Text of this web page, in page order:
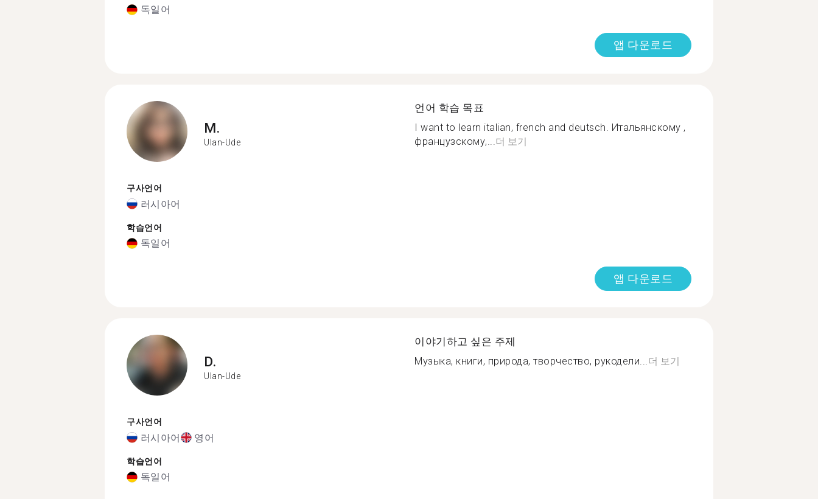
독일어
앱 다운로드
M.
Ulan-Ude
구사언어
러시아어
학습언어
독일어
언어 학습 목표
I want to learn italian, french and deutsch. Итальянскому ,
французскому,...더 보기
앱 다운로드
D.
Ulan-Ude
구사언어
러시아어 영어
학습언어
독일어
이야기하고 싶은 주제
Музыка, книги, природа, творчество, рукодели...더 보기